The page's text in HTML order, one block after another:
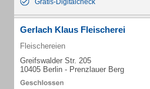
Gratis-Digitalcheck
Gerlach Klaus Fleischerei
Fleischereien
Greifswalder Str. 205
10405 Berlin - Prenzlauer Berg